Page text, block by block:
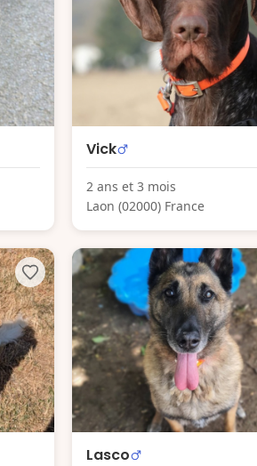
Vick
2 ans et 3 mois
Laon (02000) France
Lasco